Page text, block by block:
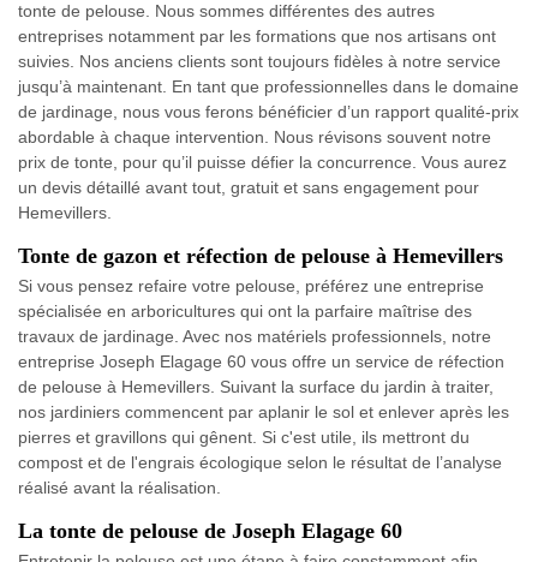
tonte de pelouse. Nous sommes différentes des autres
entreprises notamment par les formations que nos artisans ont
suivies. Nos anciens clients sont toujours fidèles à notre service
jusqu’à maintenant. En tant que professionnelles dans le domaine
de jardinage, nous vous ferons bénéficier d’un rapport qualité-prix
abordable à chaque intervention. Nous révisons souvent notre
prix de tonte, pour qu’il puisse défier la concurrence. Vous aurez
un devis détaillé avant tout, gratuit et sans engagement pour
Hemevillers.
Tonte de gazon et réfection de pelouse à Hemevillers
Si vous pensez refaire votre pelouse, préférez une entreprise
spécialisée en arboricultures qui ont la parfaire maîtrise des
travaux de jardinage. Avec nos matériels professionnels, notre
entreprise Joseph Elagage 60 vous offre un service de réfection
de pelouse à Hemevillers. Suivant la surface du jardin à traiter,
nos jardiniers commencent par aplanir le sol et enlever après les
pierres et gravillons qui gênent. Si c'est utile, ils mettront du
compost et de l'engrais écologique selon le résultat de l’analyse
réalisé avant la réalisation.
La tonte de pelouse de Joseph Elagage 60